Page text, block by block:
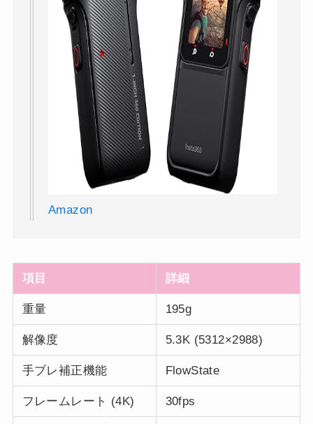
Amazon
項目 詳細
重量 195g
解像度 5.3K (5312×2988)
手ブレ補正機能 FlowState
フレームレート (4K) 30fps